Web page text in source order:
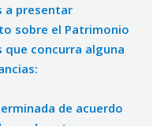
a presentar
sobre el Patrimonio
que concurra alguna
de acuerdo